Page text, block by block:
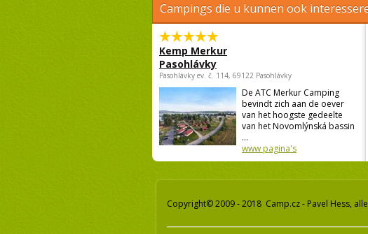
Campings die u kunnen ook
Kemp Merkur
Pasohlávky
Pasohlávky ev. č. 114, 69122 Pasohlávky
De ATC Merkur Camping
bevindt zich aan de oever
van het hoogste gedeelte
van het Novomlýnská bassin
...
www pagina's
Copyright© 2009 - 2018 Camp.cz - Pavel Hess,